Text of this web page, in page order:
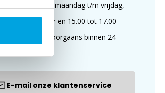
te bereiken op maandag t/m vrijdag,
tot 11.00 uur en 15.00 tot 17.00
mails worden doorgaans binnen 24
E-mail onze klantenservice